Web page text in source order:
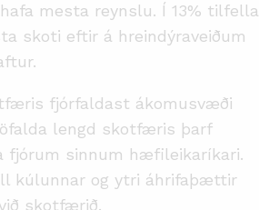
mesta reynslu. Í 13% tilfella
skoti eftir á hreindýraveiðum
fjórfaldast ákomusvæði
lengd skotfæris þarf
fjórum sinnum hæfileikaríkari.
kúlunnar og ytri áhrifaþættir
skotfærið.